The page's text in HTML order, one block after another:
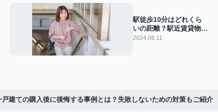
駅徒歩10分はどれくら
いの距離？駅近賃貸物件
の特徴をご紹介
2024.06.11
戸建ての購入後に後悔する事例とは？失敗しないための対策もご紹介